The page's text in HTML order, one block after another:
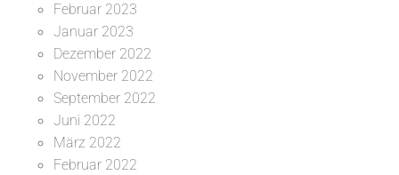
Februar 2023
Januar 2023
Dezember 2022
November 2022
September 2022
Juni 2022
März 2022
Februar 2022